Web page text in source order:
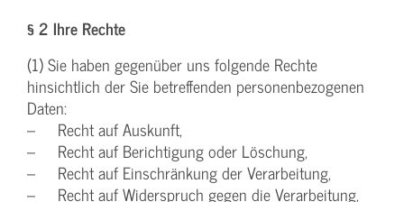
§ 2 Ihre Rechte
(1) Sie haben gegenüber uns folgende Rechte
hinsichtlich der Sie betreffenden personenbezogenen
Daten:
– Recht auf Auskunft,
– Recht auf Berichtigung oder Löschung,
– Recht auf Einschränkung der Verarbeitung,
– Recht auf Widerspruch gegen die Verarbeitung,